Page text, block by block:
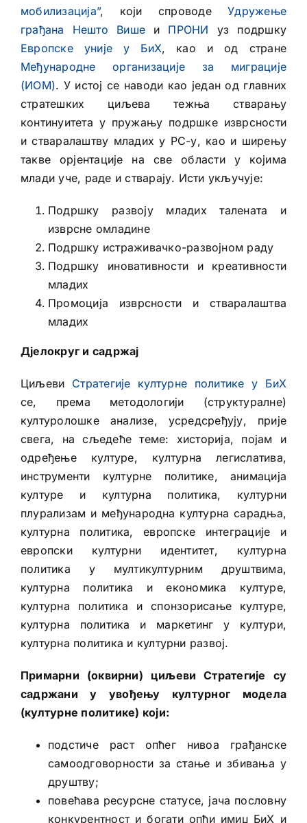
мобилизација”, који спроводеУдружење
грађана Нешто Више и ПРОНИ уз подршку
Европске уније у БиХ, као и од стране
Међународне организације за миграције
(ИОМ). У истој се наводи као један од главних
стратешких циљева тежња стварању
континуитета у пружању подршке изврсности
и стваралаштву младих у РС-у, као и ширењу
такве орјентације на све области у којима
млади уче, раде и стварају. Исти укључује:
Подршку развоју младих талената и
изврсне омладине
Подршку истраживачко-развојном раду
Подршку иновативности и креативности
младих
Промоција изврсности и стваралаштва
младих
Дјелокруг и садржај
Циљеви Стратегије културне политике у БиХ
се, према методологији (структуралне)
културолошке анализе, усредсређују, прије
свега, на сљедеће теме: хисторија, појам и
одређење културе, културна легислатива,
инструменти културне политике, анимација
културе и културна политика, културни
плурализам и међународна културна сарадња,
културна политика, европске интеграције и
европски културни идентитет, културна
политика у мултикултурним друштвима,
културна политика и економика културе,
културна политика и спонзорисање културе,
културна политика и маркетинг у култури,
културна политика и културни развој.
Примарни (оквирни) циљеви Стратегије су
садржани у увођењу културног модела
(културне политике) који:
подстиче раст опћег нивоа грађанске
самоодговорности за стање и збивања у
друштву;
повећава ресурсне статусе, јача пословну
конкурентност и богати опћи имиџ БиХ и